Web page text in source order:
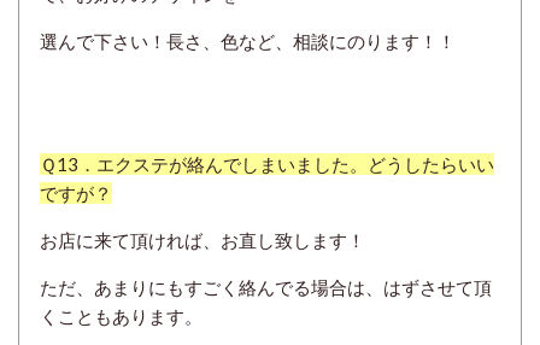
選んで下さい！長さ、色など、相談にのります！！
Ｑ13．エクステが絡んでしまいました。どうしたらいい
ですが？
お店に来て頂ければ、お直し致します！
ただ、あまりにもすごく絡んでる場合は、はずさせて頂
くこともあります。